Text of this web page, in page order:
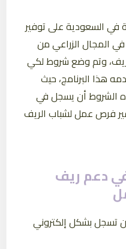
في السعودية على توفير
في المجال الزراعي من
وتم وضع شروط لكي
هذا البرنامج، حيث
الشروط أن يسجل في
فرص عمل لشباب الريف
دعم ريف
تسجل بشكل إلكتروني